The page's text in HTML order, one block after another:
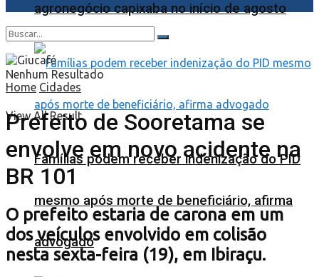
agronegócio capixaba no início de agosto
Famílias podem receber indenização do PID
mesmo após morte de beneficiário, afirma
advogado
Nenhum Resultado
View All Result
Home Cidades
Prefeito de Sooretama se
envolve em novo acidente na
BR 101
O prefeito estaria de carona em um
dos veículos envolvido em colisão
nesta sexta-feira (19), em Ibiraçu.